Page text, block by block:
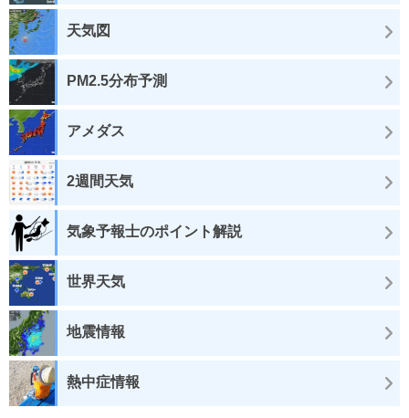
天気図
PM2.5分布予測
アメダス
2週間天気
気象予報士のポイント解説
世界天気
地震情報
熱中症情報